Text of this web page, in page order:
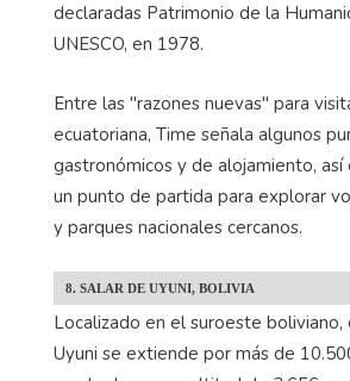
declaradas Patrimonio de la
UNESCO, en 1978.
Entre las "razones nuevas" para
ecuatoriana, Time señala algunos
gastronómicos y de alojamiento, así
un punto de partida para explorar
y parques nacionales cercanos.
8. SALAR DE UYUNI, BOLIVIA
Localizado en el suroeste boliviano,
Uyuni se extiende por más de